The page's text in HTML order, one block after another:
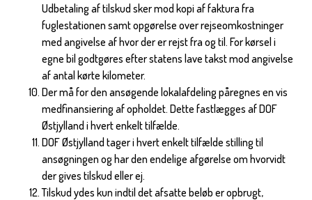
Udbetaling af tilskud sker mod kopi af faktura fra
fuglestationen samt opgørelse over rejseomkostninger
med angivelse af hvor der er rejst fra og til. For kørsel i
egne bil godtgøres efter statens lave takst mod angivelse
af antal kørte kilometer.
Der må for den ansøgende lokalafdeling påregnes en vis
medfinansiering af opholdet. Dette fastlægges af DOF
Østjylland i hvert enkelt tilfælde.
DOF Østjylland tager i hvert enkelt tilfælde stilling til
ansøgningen og har den endelige afgørelse om hvorvidt
der gives tilskud eller ej.
Tilskud ydes kun indtil det afsatte beløb er opbrugt,